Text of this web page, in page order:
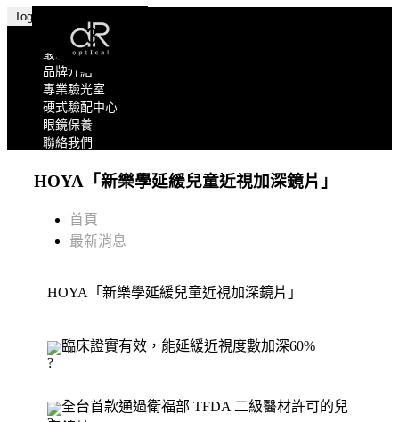
Toggle navigation
關於我們
最新消息
品牌介紹
專業驗光室
硬式驗配中心
眼鏡保養
聯絡我們
HOYA「新樂學延緩兒童近視加深鏡片」
首頁
最新消息
HOYA「新樂學延緩兒童近視加深鏡片」
臨床證實有效，能延緩近視度數加深60%
全台首款通過衛福部 TFDA 二級醫材許可的兒